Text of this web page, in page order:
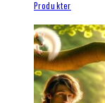
Produkter